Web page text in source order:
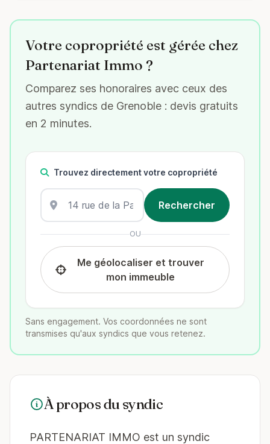
Votre copropriété est gérée chez
Partenariat Immo ?
Comparez ses honoraires avec ceux des
autres syndics de Grenoble : devis gratuits
en 2 minutes.
Trouvez directement votre copropriété
OU
Me géolocaliser et trouver
mon immeuble
Sans engagement. Vos coordonnées ne sont
transmises qu'aux syndics que vous retenez.
À propos du syndic
PARTENARIAT IMMO est un syndic